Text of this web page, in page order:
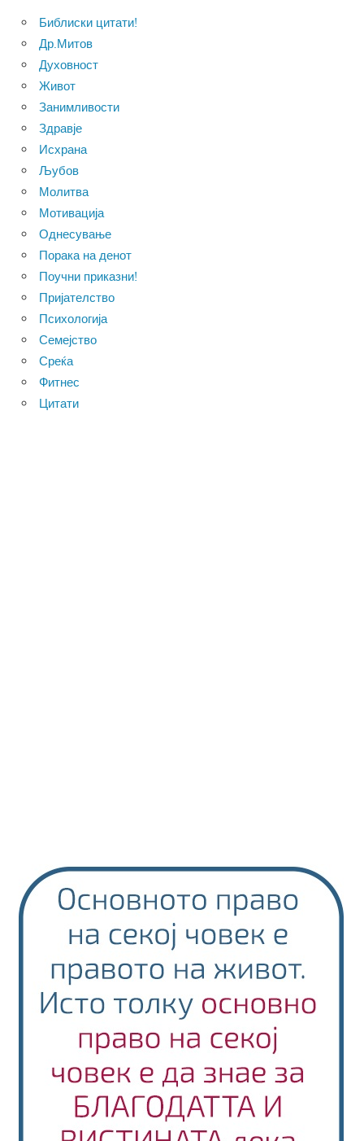
Библиски цитати!
Др.Митов
Духовност
Живот
Занимливости
Здравје
Исхрана
Љубов
Молитва
Мотивација
Однесување
Порака на денот
Поучни приказни!
Пријателство
Психологија
Семејство
Среќа
Фитнес
Цитати